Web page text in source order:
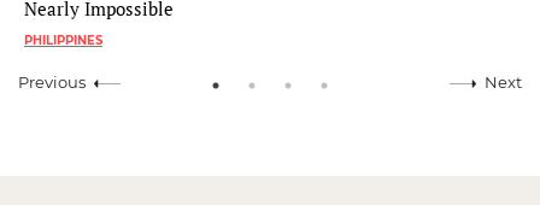
Nearly Impossible
PHILIPPINES
Previous Next